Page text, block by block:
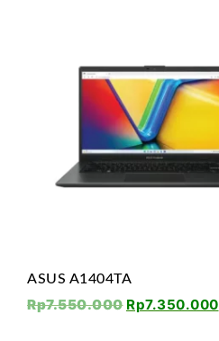
ASUS A1404TA
Rp7.550.000 Rp7.350.000